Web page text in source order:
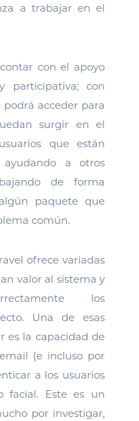
a trabajar en el
con el apoyo
participativa; con
podrá acceder para
surgir en el
que están
ayudando a otros
de forma
paquete que
común.
ofrece variadas
valor al sistema y
los
Una de esas
es la capacidad de
(e incluso por
a los usuarios
facial. Este es un
por investigar,